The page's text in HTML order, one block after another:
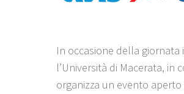
In occasione della
l’Università di Macerata, in
organizza un evento